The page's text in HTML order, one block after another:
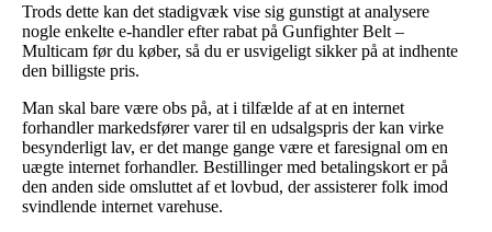
Trods dette kan det stadigvæk vise sig gunstigt at analysere
nogle enkelte e-handler efter rabat på Gunfighter Belt –
Multicam før du køber, så du er usvigeligt sikker på at indhente
den billigste pris.
Man skal bare være obs på, at i tilfælde af at en internet
forhandler markedsfører varer til en udsalgspris der kan virke
besynderligt lav, er det mange gange være et faresignal om en
uægte internet forhandler. Bestillinger med betalingskort er på
den anden side omsluttet af et lovbud, der assisterer folk imod
svindlende internet varehuse.